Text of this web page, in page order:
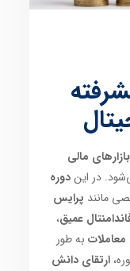
مالی
در ایندوره
مانند پرایس
عمیق،
معاملات به طور
ارتقای دانش